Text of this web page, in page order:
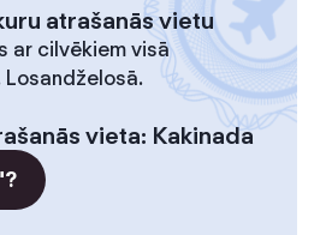
atrašanās vietu
ar cilvēkiem visā
Losandželosā.
vieta: Kakinada